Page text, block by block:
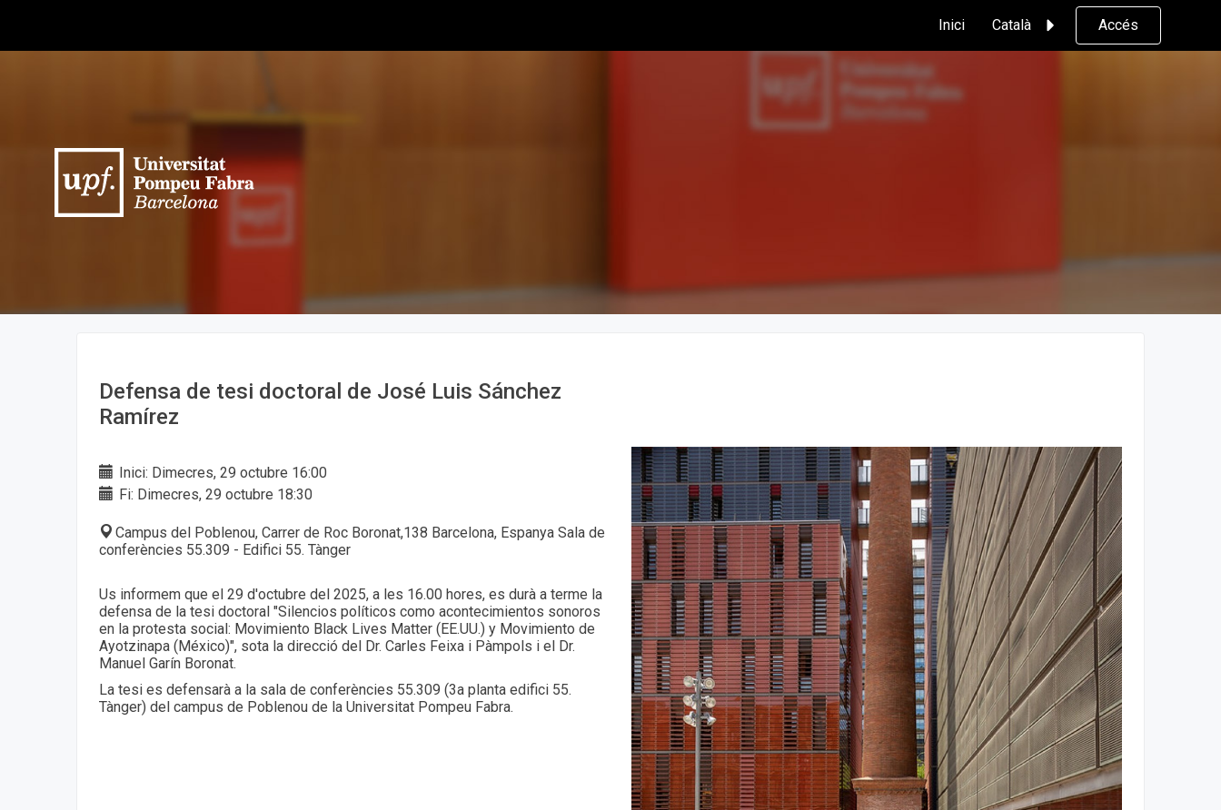
Inici Català Accés
Defensa de tesi doctoral de José Luis Sánchez
Ramírez
Inici: Dimecres, 29 octubre 16:00
Fi: Dimecres, 29 octubre 18:30
Campus del Poblenou, Carrer de Roc Boronat,138 Barcelona, Espanya Sala de
conferències 55.309 - Edifici 55. Tànger
Us informem que el 29 d'octubre del 2025, a les 16.00 hores, es durà a terme la
defensa de la tesi doctoral "Silencios políticos como acontecimientos sonoros
en la protesta social: Movimiento Black Lives Matter (EE.UU.) y Movimiento de
Ayotzinapa (México)", sota la direcció del Dr. Carles Feixa i Pàmpols i el Dr.
Manuel Garín Boronat.
La tesi es defensarà a la sala de conferències 55.309 (3a planta edifici 55.
Tànger) del campus de Poblenou de la Universitat Pompeu Fabra.